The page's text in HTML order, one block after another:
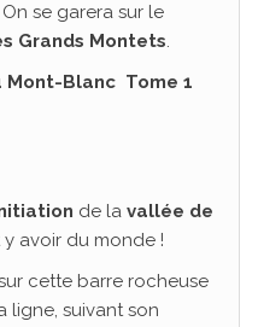
On se garera sur le
Grands Montets.
Mont-Blanc Tome 1
de la vallée de
y avoir du monde !
cette barre rocheuse
ligne, suivant son